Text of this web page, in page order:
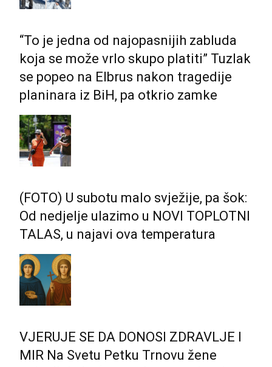
“To je jedna od najopasnijih zabluda
koja se može vrlo skupo platiti” Tuzlak
se popeo na Elbrus nakon tragedije
planinara iz BiH, pa otkrio zamke
(FOTO) U subotu malo svježije, pa šok:
Od nedjelje ulazimo u NOVI TOPLOTNI
TALAS, u najavi ova temperatura
VJERUJE SE DA DONOSI ZDRAVLJE I
MIR Na Svetu Petku Trnovu žene